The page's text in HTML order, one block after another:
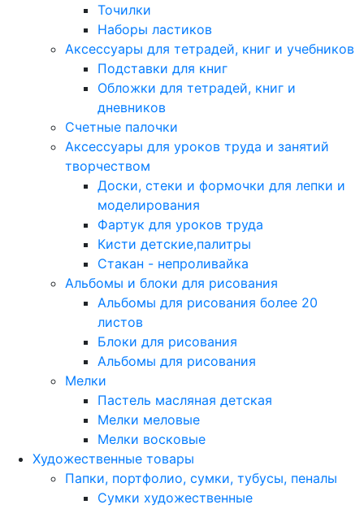
Точилки
Наборы ластиков
Аксессуары для тетрадей, книг и учебников
Подставки для книг
Обложки для тетрадей, книг и
дневников
Счетные палочки
Аксессуары для уроков труда и занятий
творчеством
Доски, стеки и формочки для лепки и
моделирования
Фартук для уроков труда
Кисти детские,палитры
Стакан - непроливайка
Альбомы и блоки для рисования
Альбомы для рисования более 20
листов
Блоки для рисования
Альбомы для рисования
Мелки
Пастель масляная детская
Мелки меловые
Мелки восковые
Художественные товары
Папки, портфолио, сумки, тубусы, пеналы
Сумки художественные